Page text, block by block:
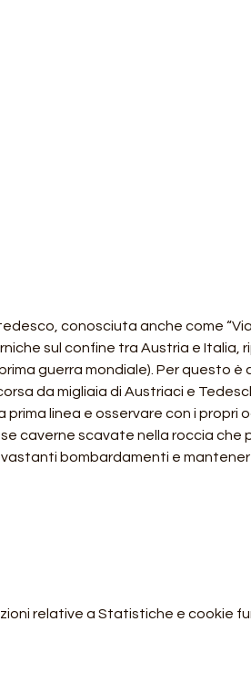
conosciuta anche come “Via
sul confine tra Austria e
guerra mondiale). Per questo
da migliaia di Austriaci e
linea e osservare con i propri
caverne scavate nella roccia
bombardamenti e
relative a Statistiche e cookie